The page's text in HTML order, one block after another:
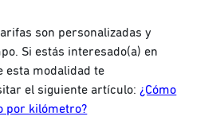
son personalizadas y
Si estás interesado(a) en
esta modalidad te
el siguiente artículo: ¿Cómo
por kilómetro?